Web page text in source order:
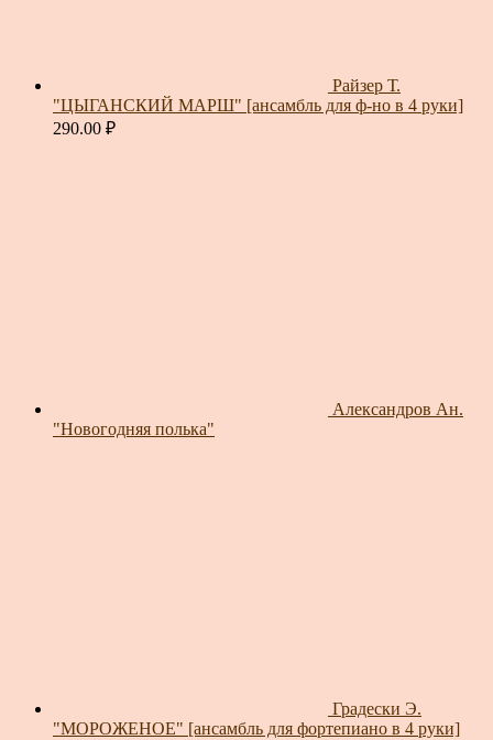
Райзер Т.
"ЦЫГАНСКИЙ МАРШ" [ансамбль для ф-но в 4 руки]
290.00 ₽
Александров Ан.
"Новогодняя полька"
Градески Э.
"МОРОЖЕНОЕ" [ансамбль для фортепиано в 4 руки]